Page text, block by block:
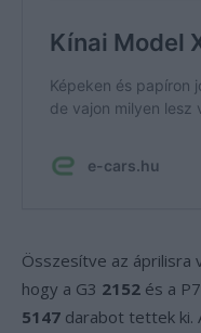
Összesítve az áprilisra
hogy a G3 2152 és a P7
5147 darabot tettek ki.